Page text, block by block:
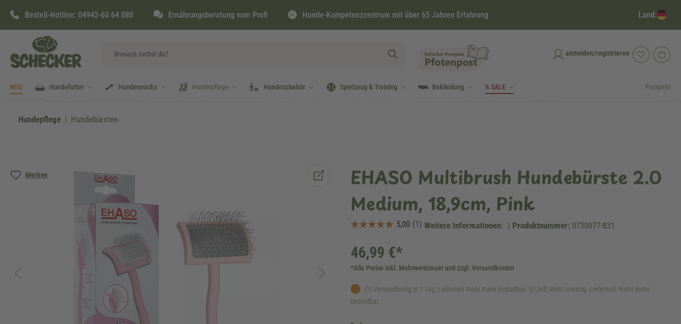
Zur Hauptnavigation springen
Bestell-Hotline: 04942-60 64 080 Ernährungsberatung vom Profi Hunde-Kompetenzzentrum mit über 65 Jahren Erfahrung Land:
anmelden/registrieren
NEU Hundefutter Hundesnacks Hundepflege Hundezubehör Spielzeug & Training Bekleidung % SALE Prospekt
Hundepflege Hundebürsten
Merken
Bildergalerie überspringen
EHASO Multibrush Hundebürste 2.0
Medium, 18,9cm, Pink
Weitere Informationen: | Produktnummer: 0730077-831
46,99 €*
*Alle Preise inkl. Mehrwertsteuer und zzgl. Versandkosten
{1} Versandfertig in 1 Tag, Lieferzeit Nicht mehr bestellbar. |]1,Inf[ Nicht vorrätig, Lieferzeit: Nicht mehr
bestellbar.